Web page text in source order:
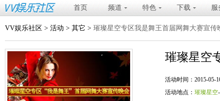
首页 频道 特色 下载 服
VV娱乐社区 > 活动 > 其它 > 璀璨星空专区我是舞王首届网舞大赛宣传
璀璨星空
活动时间：2015-05-
活动地点： 璀璨星空